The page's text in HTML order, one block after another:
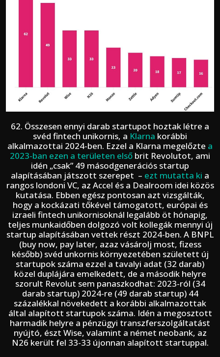
62. Összesen ennyi darab startupot hoztak létre a
svéd fintech unikornis, a Klarna korábbi
alkalmazottai 2024-ben. Ezzel a Klarna megelőzte a
2023-ban ezen a területen első brit Revolutot, ami
idén „csak” 49 másodgenerációs startup
alapításában játszott szerepet – ezt mutatta ki a
rangos londoni VC, az Accel és a Dealroom idei közös
kutatása. Ebben egész pontosan azt vizsgálták,
hogy a kockázati tőkével támogatott, európai és
izraeli fintech unikornisoknál legalább öt hónapig,
teljes munkaidőben dolgozó volt kollegák mennyi új
startup alapításában vettek részt 2024-ben. A BNPL
(buy now, pay later, azaz vásárolj most, fizess
később) svéd unkornis környezetében született új
startupok száma ezzel a tavalyi adat (32 darab)
közel duplájára emelkedett, de a második helyre
szorult Revolut sem panaszkodhat: 2023-ról (34
darab startup) 2024-re (49 darab startup) 44
százalékkal növekedett a korábbi alkalmazottak
által alapított startupok száma. Idén a megosztott
harmadik helyre a pénzügyi transzferszolgáltatást
nyújtó, észt Wise, valamint a német neobank, az
N26 került fel 33-33 újonnan alapított startuppal.